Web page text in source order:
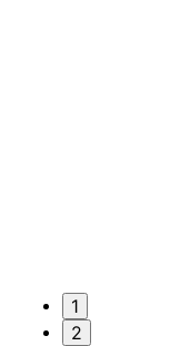
1
2